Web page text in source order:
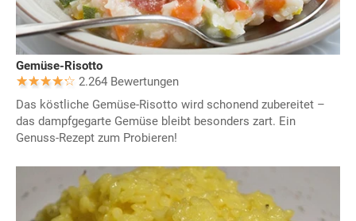
Gemüse-Risotto
2.264 Bewertungen
Das köstliche Gemüse-Risotto wird schonend zubereitet –
das dampfgegarte Gemüse bleibt besonders zart. Ein
Genuss-Rezept zum Probieren!